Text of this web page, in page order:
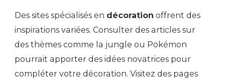
Des sites spécialisés en décoration offrent des
inspirations variées. Consulter des articles sur
des thèmes comme la jungle ou Pokémon
pourrait apporter des idées novatrices pour
compléter votre décoration. Visitez des pages